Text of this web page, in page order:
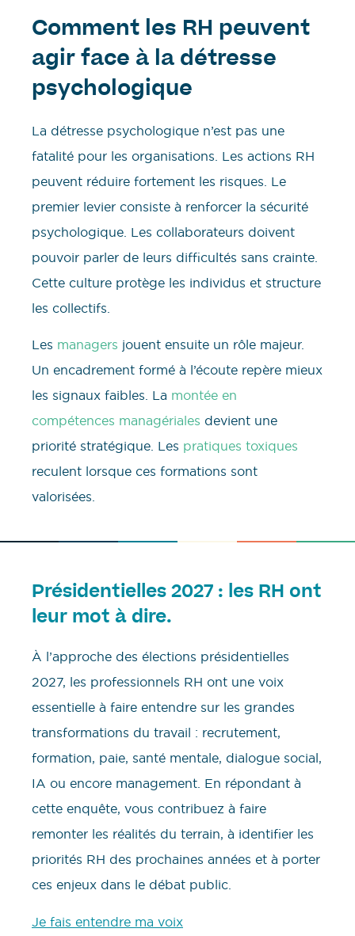
Comment les RH peuvent
agir face à la détresse
psychologique
La détresse psychologique n’est pas une
fatalité pour les organisations. Les actions RH
peuvent réduire fortement les risques. Le
premier levier consiste à renforcer la sécurité
psychologique. Les collaborateurs doivent
pouvoir parler de leurs difficultés sans crainte.
Cette culture protège les individus et structure
les collectifs.
Les managers jouent ensuite un rôle majeur.
Un encadrement formé à l’écoute repère mieux
les signaux faibles. La montée en
compétences managériales devient une
priorité stratégique. Les pratiques toxiques
reculent lorsque ces formations sont
valorisées.
Présidentielles 2027 : les RH ont
leur mot à dire.
À l’approche des élections présidentielles
2027, les professionnels RH ont une voix
essentielle à faire entendre sur les grandes
transformations du travail : recrutement,
formation, paie, santé mentale, dialogue social,
IA ou encore management. En répondant à
cette enquête, vous contribuez à faire
remonter les réalités du terrain, à identifier les
priorités RH des prochaines années et à porter
ces enjeux dans le débat public.
Je fais entendre ma voix